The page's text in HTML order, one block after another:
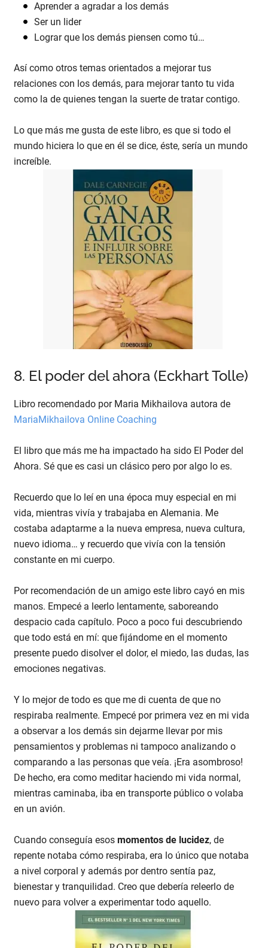
Aprender a agradar a los demás
Ser un lider
Lograr que los demás piensen como tú…
Así como otros temas orientados a mejorar tus
relaciones con los demás, para mejorar tanto tu vida
como la de quienes tengan la suerte de tratar contigo.
Lo que más me gusta de este libro, es que si todo el
mundo hiciera lo que en él se dice, éste, sería un mundo
increíble.
8. El poder del ahora (Eckhart Tolle)
Libro recomendado por Maria Mikhailova autora de
MariaMikhailova Online Coaching
El libro que más me ha impactado ha sido El Poder del
Ahora. Sé que es casi un clásico pero por algo lo es.
Recuerdo que lo leí en una época muy especial en mi
vida, mientras vivía y trabajaba en Alemania. Me
costaba adaptarme a la nueva empresa, nueva cultura,
nuevo idioma… y recuerdo que vivía con la tensión
constante en mi cuerpo.
Por recomendación de un amigo este libro cayó en mis
manos. Empecé a leerlo lentamente, saboreando
despacio cada capítulo. Poco a poco fui descubriendo
que todo está en mí: que fijándome en el momento
presente puedo disolver el dolor, el miedo, las dudas, las
emociones negativas.
Y lo mejor de todo es que me di cuenta de que no
respiraba realmente. Empecé por primera vez en mi vida
a observar a los demás sin dejarme llevar por mis
pensamientos y problemas ni tampoco analizando o
comparando a las personas que veía. ¡Era asombroso!
De hecho, era como meditar haciendo mi vida normal,
mientras caminaba, iba en transporte público o volaba
en un avión.
Cuando conseguía esos momentos de lucidez, de
repente notaba cómo respiraba, era lo único que notaba
a nivel corporal y además por dentro sentía paz,
bienestar y tranquilidad. Creo que debería releerlo de
nuevo para volver a experimentar todo aquello.